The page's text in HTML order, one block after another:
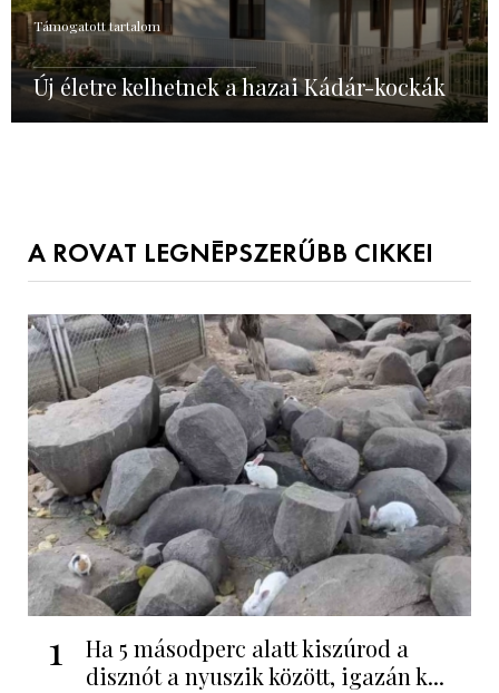
Támogatott tartalom
Új életre kelhetnek a hazai Kádár-kockák
A ROVAT LEGNÉPSZERŰBB CIKKEI
1
Ha 5 másodperc alatt kiszúrod a
disznót a nyuszik között, igazán k...